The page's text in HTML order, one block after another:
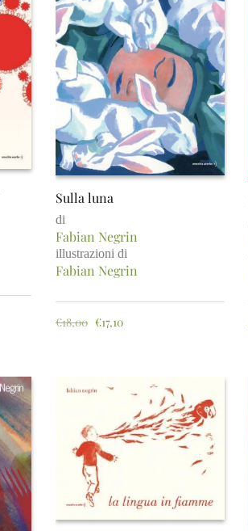
Sulla luna
di
Fabian Negrin
illustrazioni di
Fabian Negrin
€18,00 €17,10